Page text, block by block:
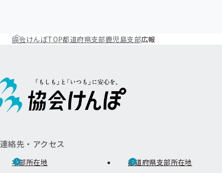
協会けんぽTOP都道府県支部鹿児島支部広報
連絡先・アクセス
本部所在地 都道府県支部所在地